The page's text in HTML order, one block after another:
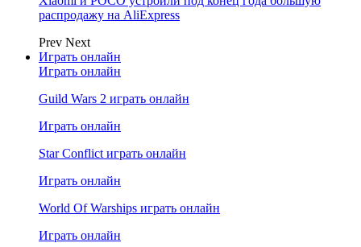
распродажу на AliExpress
Prev Next
Играть онлайн
Играть онлайн
Guild Wars 2 играть онлайн
Играть онлайн
Star Conflict играть онлайн
Играть онлайн
World Of Warships играть онлайн
Играть онлайн